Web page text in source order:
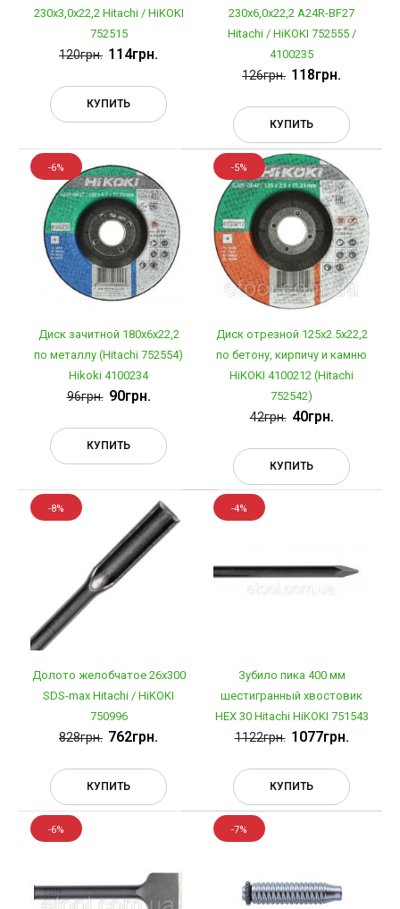
230х3,0х22,2 Hitachi / HiKOKI
752515
120грн. 114грн.
КУПИТЬ
230х6,0х22,2 A24R-BF27
Hitachi / HiKOKI 752555 /
4100235
126грн. 118грн.
КУПИТЬ
-6%
Диск зачитной 180х6х22,2
по металлу (Hitachi 752554)
Hikoki 4100234
96грн. 90грн.
КУПИТЬ
-5%
Диск отрезной 125х2.5х22,2
по бетону, кирпичу и камню
HiKOKI 4100212 (Hitachi
752542)
42грн. 40грн.
КУПИТЬ
-8%
Долото желобчатое 26х300
SDS-max Hitachi / HiKOKI
750996
828грн. 762грн.
КУПИТЬ
-4%
Зубило пика 400 мм
шестигранный хвостовик
НЕХ 30 Hitachi HiKOKI 751543
1122грн. 1077грн.
КУПИТЬ
-6% -7%